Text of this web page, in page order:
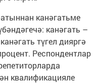
канәгатьме
канәгать –
түгел дияргә
Респондентлар
квалификацияле